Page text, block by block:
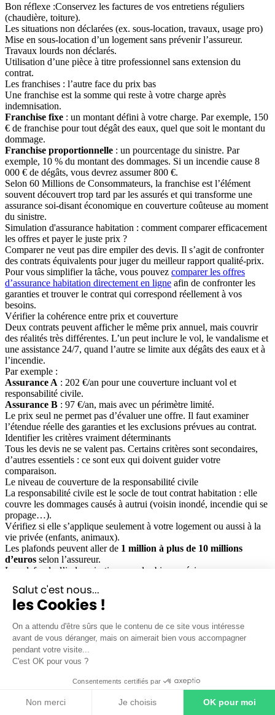
Bon réflexe :Conservez les factures de vos entretiens réguliers
(chaudière, toiture).
Les situations non déclarées (ex. sous-location, travaux, usage pro)
Mise en sous-location d’un logement sans prévenir l’assureur.
Travaux lourds non déclarés.
Utilisation d’une pièce à titre professionnel sans extension du
contrat.
Les franchises : l’autre face du prix bas
Une franchise est la somme qui reste à votre charge après
indemnisation.
Franchise fixe : un montant défini à votre charge. Par exemple, 150
€ de franchise pour tout dégât des eaux, quel que soit le montant du
dommage.
Franchise proportionnelle : un pourcentage du sinistre. Par
exemple, 10 % du montant des dommages. Si un incendie cause 8
000 € de dégâts, vous devrez assumer 800 €.
Selon 60 Millions de Consommateurs, la franchise est l’élément
souvent découvert trop tard par les assurés et qui transforme une
assurance soi-disant économique en couverture coûteuse au moment
du sinistre.
Simulation d'assurance habitation : comment comparer efficacement
les offres et payer le juste prix ?
Comparer ne veut pas dire empiler des devis. Il s’agit de confronter
des contrats équivalents pour juger du meilleur rapport qualité-prix.
Pour vous simplifier la tâche, vous pouvez comparer les offres
d’assurance habitation directement en ligne afin de confronter les
garanties et trouver le contrat qui correspond réellement à vos
besoins.
Vérifier la cohérence entre prix et couverture
Deux contrats peuvent afficher le même prix annuel, mais couvrir
des réalités très différentes. L’un peut inclure le vol, le vandalisme et
une assistance 24/7, quand l’autre se limite aux dégâts des eaux et à
l’incendie.
Par exemple :
Assurance A : 202 €/an pour une couverture incluant vol et
responsabilité civile.
Assurance B : 97 €/an, mais avec un périmètre limité.
Le prix seul ne permet pas d’évaluer une offre. Il faut examiner
l’étendue réelle des garanties et les exclusions prévues au contrat.
Identifier les critères vraiment déterminants
Tous les devis ne se valent pas. Certains critères sont secondaires,
d’autres essentiels : ce sont eux qui doivent guider votre
comparaison.
Le niveau de couverture de la responsabilité civile
La responsabilité civile est le socle de tout contrat habitation : elle
couvre les dommages causés à autrui (voisin inondé, incendie qui se
propage…).
Vérifiez si elle s’applique seulement à votre logement ou aussi à la
vie privée (enfants, animaux).
Les plafonds peuvent aller de 1 million à plus de 10 millions
d’euros selon l’assureur.
Les plafonds d’indemnisation pour les biens précieux
ont souvent des plafonds spécifiques. Par exemple :
Bijoux : plafonds variant de 1 500 € à 5 000 €.
optionnelle.
Les services d’assistance et de relogement
Un bon contrat ne se limite pas au remboursement : il prévoit aussi
l’accompagnement en cas de sinistre.
serrurier ou plombier.
: remboursement des nuits d’hôtel si votre
logement est inhabitable.
Salut c'est nous...
les Cookies !
On a attendu d'être sûrs que le contenu de ce site vous intéresse
avant de vous déranger, mais on aimerait bien vous accompagner
pendant votre visite...
C'est OK pour vous ?
Consentements certifiés par
Non merci Je choisis OK pour moi